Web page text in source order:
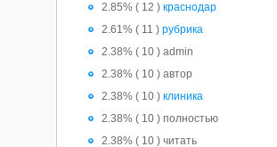
2.85% ( 12 ) краснодар
2.61% ( 11 ) рубрика
2.38% ( 10 ) admin
2.38% ( 10 ) автор
2.38% ( 10 ) клиника
2.38% ( 10 ) полностью
2.38% ( 10 ) читать